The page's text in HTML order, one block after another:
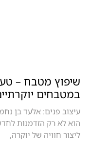
שיפוץ מטבח –
במטבחים
עיצוב פנים: אלעד בן
הוא לא רק הזדמנות
ליצור חוויה של יוקרה,